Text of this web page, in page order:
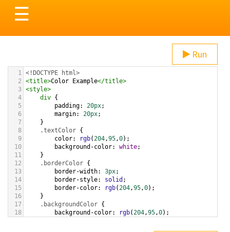
Toggle
navigation
☰
Run
1 <!DOCTYPE html>
2
<title>Color Example</title>
3 <style>
4
div {
5
padding: 20px;
6
margin: 20px;
7
}
8
.textColor {
9
color: rgb(204,95,0);
10
background-color: white;
11
}
12
.borderColor {
13
border-width: 3px;
14
border-style: solid ;
15
border-color: rgb(204,95,0);
16
}
17
.backgroundColor {
18
background-color: rgb(204,95,0);